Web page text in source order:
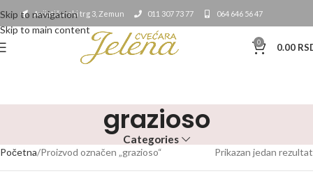
Skip to navigation
Skip to main content
Avijatičarski trg 3, Zemun 011 307 73 77 064 646 56 47
0 0.00
grazioso
Categories
Početna Proizvod označen „grazioso“ Prikazan jedan rezultat